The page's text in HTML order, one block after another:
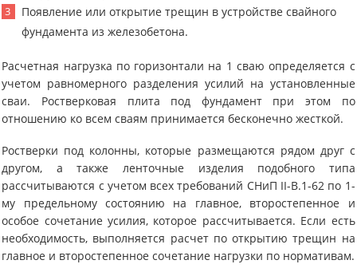
Появление или открытие трещин в устройстве свайного
фундамента из железобетона.
Расчетная нагрузка по горизонтали на 1 сваю определяется с
учетом равномерного разделения усилий на установленные
сваи. Ростверковая плита под фундамент при этом по
отношению ко всем сваям принимается бесконечно жесткой.
Ростверки под колонны, которые размещаются рядом друг с
другом, а также ленточные изделия подобного типа
рассчитываются с учетом всех требований СНиП II-В.1-62 по 1-
му предельному состоянию на главное, второстепенное и
особое сочетание усилия, которое рассчитывается. Если есть
необходимость, выполняется расчет по открытию трещин на
главное и второстепенное сочетание нагрузки по нормативам.